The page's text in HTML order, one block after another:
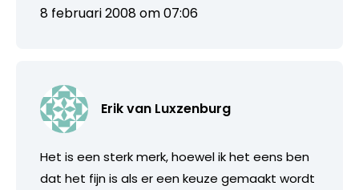
8 februari 2008 om 07:06
Erik van Luxzenburg
Het is een sterk merk, hoewel ik het eens ben
dat het fijn is als er een keuze gemaakt wordt